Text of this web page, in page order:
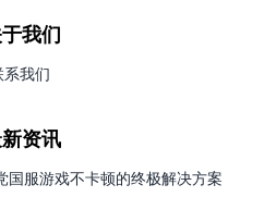
我们
系我们
资讯
国服游戏不卡顿的终极解决方案